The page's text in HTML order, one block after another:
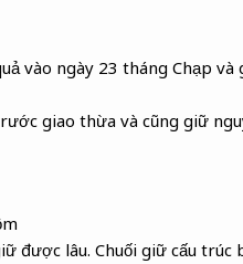
vào ngày 23 tháng Chạp
giao thừa và cũng giữ
được lâu. Chuối giữ cấu